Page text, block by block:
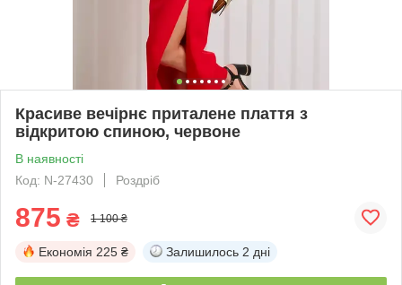
Красиве вечірнє приталене плаття з
відкритою спиною, червоне
В наявності
Код: N-27430
Роздріб
875 ₴ 1 100 ₴
Економія 225 ₴ Залишилось 2 дні